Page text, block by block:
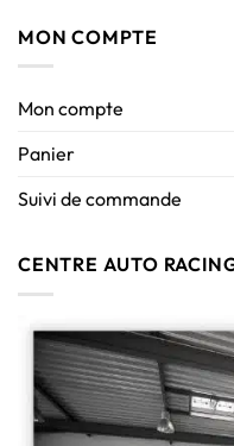
MON COMPTE
Mon compte
Panier
Suivi de commande
CENTRE AUTO